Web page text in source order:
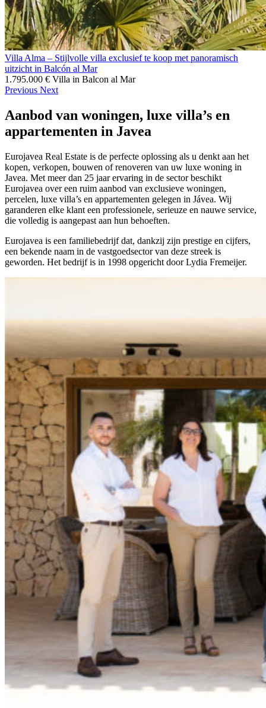
Villa Alma – Stijlvolle villa exclusief te koop met panoramisch
uitzicht in Balcón al Mar
1.795.000 € Villa in Balcon al Mar
Previous Next
Aanbod van woningen, luxe villa’s en
appartementen in Javea
Eurojavea Real Estate is de perfecte oplossing als u denkt aan het
kopen, verkopen, bouwen of renoveren van uw luxe woning in
Javea. Met meer dan 25 jaar ervaring in de sector beschikt
Eurojavea over een ruim aanbod van exclusieve woningen,
percelen, luxe villa’s en appartementen gelegen in Jávea. Wij
garanderen elke klant een professionele, serieuze en nauwe service,
die volledig is aangepast aan hun behoeften.
Eurojavea is een familiebedrijf dat, dankzij zijn prestige en cijfers,
een bekende naam in de vastgoedsector van deze streek is
geworden. Het bedrijf is in 1998 opgericht door Lydia Fremeijer.